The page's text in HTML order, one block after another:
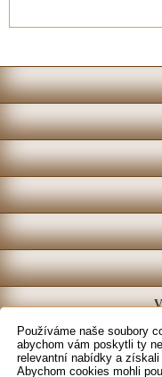
Používáme naše soubory
abychom vám poskytli ty
relevantní nabídky a
Abychom cookies mohli